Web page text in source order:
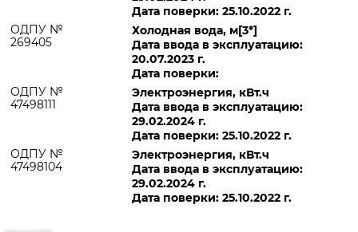
Дата поверки: 25.10.2022 г.
ОДПУ №
269405
Холодная вода, м[3*]
Дата ввода в эксплуатацию:
20.07.2023 г.
Дата поверки:
ОДПУ №
47498111
Электроэнергия, кВт.ч
Дата ввода в эксплуатацию:
29.02.2024 г.
Дата поверки: 25.10.2022 г.
ОДПУ №
47498104
Электроэнергия, кВт.ч
Дата ввода в эксплуатацию:
29.02.2024 г.
Дата поверки: 25.10.2022 г.